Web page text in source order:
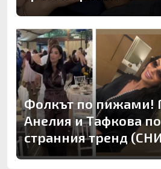
Фолкът по пижами!
Анелия и Тафкова
странния тренд